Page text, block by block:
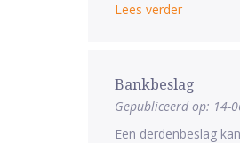
Lees verder
Bankbeslag
Gepubliceerd op: 14-
Een derdenbeslag